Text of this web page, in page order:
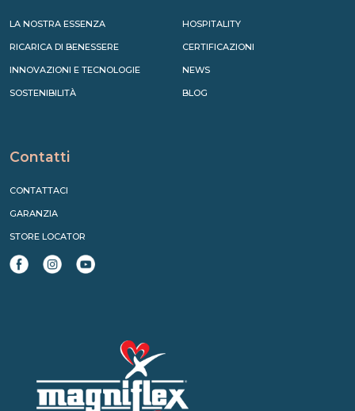
LA NOSTRA ESSENZA
RICARICA DI BENESSERE
INNOVAZIONI E TECNOLOGIE
SOSTENIBILITÀ
HOSPITALITY
CERTIFICAZIONI
NEWS
BLOG
Contatti
CONTATTACI
GARANZIA
STORE LOCATOR